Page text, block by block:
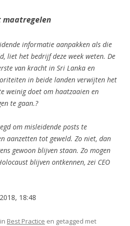
maatregelen
informatie aanpakken als die
liet het bedrijf deze week weten. De
van kracht in Sri Lanka en
in beide landen verwijten het
weinig doet om haatzaaien en
te gaan.?
om misleidende posts te
aanzetten tot geweld. Zo niet, dan
gewoon blijven staan. Zo mogen
blijven ontkennen, zei CEO
18:48
Best Practice en getagged met